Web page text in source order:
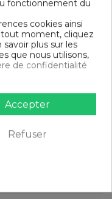
Flanelle de Coton
fonctionnement du
cookies ainsi
moment, cliquez
savoir plus sur les
que nous utilisons,
de confidentialité
Accepter
Refuser